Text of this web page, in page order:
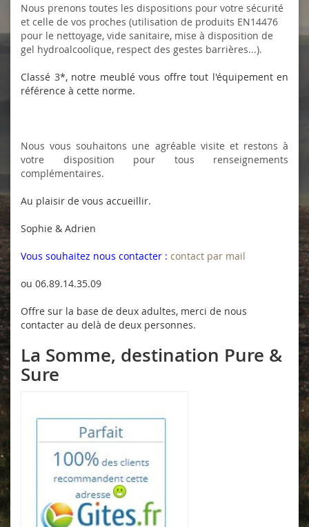
Nous prenons toutes les dispositions pour votre sécurité
et celle de vos proches (utilisation de produits EN14476
pour le nettoyage, vide sanitaire, mise à disposition de
gel hydroalcoolique, respect des gestes barrières...).
Classé 3*, notre meublé vous offre tout l'équipement en
référence à cette norme.
Nous vous souhaitons une agréable visite et restons à
votre disposition pour tous renseignements
complémentaires.
Au plaisir de vous accueillir.
Sophie & Adrien
Vous souhaitez nous contacter : contact par mail
ou 06.89.14.35.09
Offre sur la base de deux adultes, merci de nous
contacter au delà de deux personnes.
La Somme, destination Pure &
Sure